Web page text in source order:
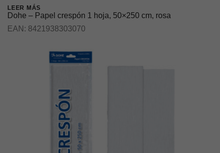
LEER MÁS
Dohe – Papel crespón 1 hoja, 50×250 cm, rosa
EAN: 8421938303070